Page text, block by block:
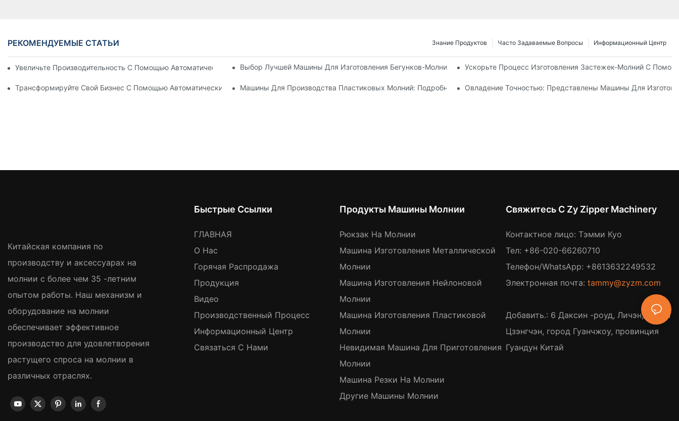
РЕКОМЕНДУЕМЫЕ СТАТЬИ Информационный Центр
Часто Задаваемые Вопросы
Знание Продуктов
Увеличьте Производительность С Помощью Автоматических Машин Для Изготовления Бегунков Застежек-Молний
Выбор Лучшей Машины Для Изготовления Бегунков-Молний Для Нужд Вашего БизнесаУскорьте Процесс Изготовления Застежек-Молний С
Трансформируйте Свой Бизнес С Помощью Автоматических Машин Для Изготовления Бегунков Застежек-Молний
Машины Для Производства Пластиковых Молний: Подробное Руководство По Производству
Овладение Точностью: Представлены Машины Для
Китайская компания по
производству и аксессуарах на
молнии с более чем 35 -летним
опытом работы. Наш механизм и
оборудование на молнии
обеспечивает эффективное
производство для удовлетворения
растущего спроса на молнии в
различных отраслях.
Быстрые Ссылки
ГЛАВНАЯ
О Нас
Горячая Распродажа
Продукция
Видео
Производственный Процесс
Информационный Центр
Связаться С Нами
Продукты Машины Молнии
Рюкзак На Молнии
Машина Изготовления Металлической
Молнии
Машина Изготовления Нейлоновой
Молнии
Машина Изготовления Пластиковой
Молнии
Невидимая Машина Для Приготовления
Молнии
Машина Резки На Молнии
Другие Машины Молнии
Свяжитесь С Zy Zipper Machinery
Контактное лицо: Тэмми Куо
Тел: +86-020-66260710
Телефон/WhatsApp: +8613632249532
Электронная почта: tammy@zyzm.com
Добавить.: 6 Даксин -роуд, Личэн, район
Цзэнгчэн, город Гуанчжоу, провинция
Гуандун Китай